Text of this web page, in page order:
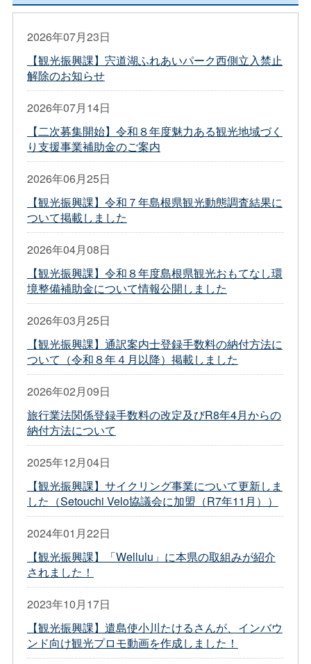
2026年07月23日
【観光振興課】宍道湖ふれあいパーク西側立入禁止
解除のお知らせ
2026年07月14日
【二次募集開始】令和８年度魅力ある観光地域づく
り支援事業補助金のご案内
2026年06月25日
【観光振興課】令和７年島根県観光動態調査結果に
ついて掲載しました
2026年04月08日
【観光振興課】令和８年度島根県観光おもてなし環
境整備補助金について情報公開しました
2026年03月25日
【観光振興課】通訳案内士登録手数料の納付方法に
ついて（令和８年４月以降）掲載しました
2026年02月09日
旅行業法関係登録手数料の改定及びR8年4月からの
納付方法について
2025年12月04日
【観光振興課】サイクリング事業について更新しま
した（Setouchi Velo協議会に加盟（R7年11月））
2024年01月22日
【観光振興課】「Wellulu」に本県の取組みが紹介
されました！
2023年10月17日
【観光振興課】遣島使小川たけるさんが、インバウ
ンド向け観光プロモ動画を作成しました！